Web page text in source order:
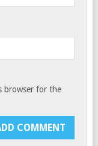
browser for the